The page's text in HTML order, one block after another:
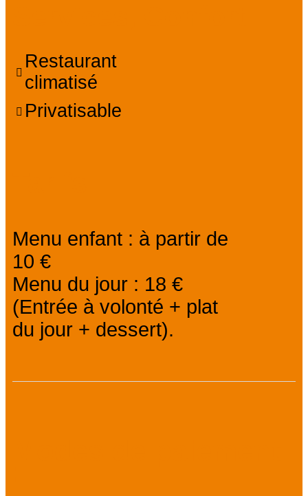
Restaurant
climatisé
Privatisable
Menu enfant : à partir de
10 €
Menu du jour : 18 €
(Entrée à volonté + plat
du jour + dessert).